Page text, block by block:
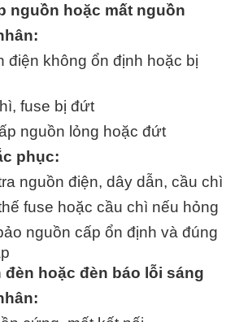
nguồn hoặc mất nguồn
điện không ổn định hoặc bị
fuse bị đứt
nguồn lỏng hoặc đứt
phục:
nguồn điện, dây dẫn, cầu chì
fuse hoặc cầu chì nếu hỏng
nguồn cấp ổn định và đúng
đèn hoặc đèn báo lỗi sáng